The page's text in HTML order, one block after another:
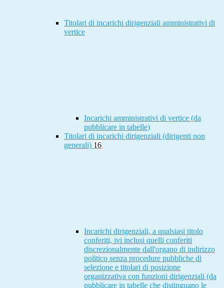
Titolari di incarichi dirigenziali amministrativi di
vertice
Incarichi amministrativi di vertice (da
pubblicare in tabelle)
Titolari di incarichi dirigenziali (dirigenti non
generali) 16
Incarichi dirigenziali, a qualsiasi titolo
conferiti, ivi inclusi quelli conferiti
discrezionalmente dall'organo di indirizzo
politico senza procedure pubbliche di
selezione e titolari di posizione
organizzativa con funzioni dirigenziali (da
pubblicare in tabelle che distinguano le